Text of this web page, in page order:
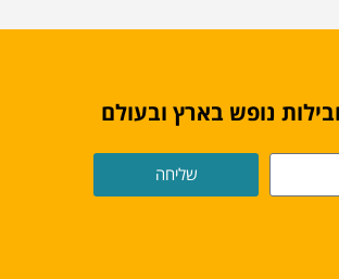
נופש בארץ ובעולם
שליחה